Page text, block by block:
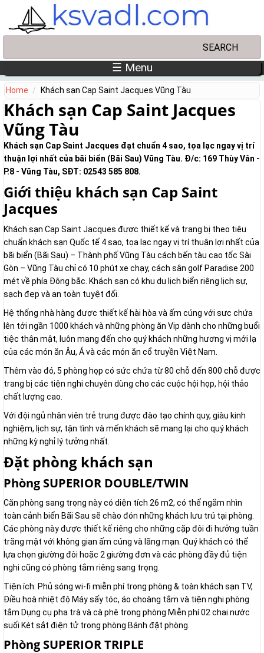
Skip to main content
☰ Menu
Home Khách sạn Cap Saint Jacques Vũng Tàu
Khách sạn Cap Saint Jacques
Vũng Tàu
Khách sạn Cap Saint Jacques đạt chuẩn 4 sao, tọa lạc ngay vị trí
thuận lợi nhất của bãi biển (Bãi Sau) Vũng Tàu. Đ/c: 169 Thùy Vân -
P.8 - Vũng Tàu, SĐT: 02543 585 808.
Giới thiệu khách sạn Cap Saint
Jacques
Khách sạn Cap Saint Jacques được thiết kế và trang bị theo tiêu
chuẩn khách sạn Quốc tế 4 sao, tọa lạc ngay vị trí thuận lợi nhất của
bãi biển (Bãi Sau) – Thành phố Vũng Tàu cách bến tàu cao tốc Sài
Gòn – Vũng Tàu chỉ có 10 phút xe chạy, cách sân golf Paradise 200
mét về phía Đông bắc. Khách sạn có khu du lịch biển riêng lịch sự,
sạch đẹp và an toàn tuyệt đối.
Hệ thống nhà hàng được thiết kế hài hòa và ấm cúng với sưc chứa
lên tới ngần 1000 khách và những phòng ăn Vip dành cho những buổi
tiệc thân mật, luôn mang đến cho quý khách những hương vị mới lạ
của các món ăn Âu, Á và các món ăn cổ truyền Việt Nam.
Thêm vào đó, 5 phòng họp có sức chứa từ 80 chỗ đến 800 chỗ được
trang bị các tiện nghi chuyên dùng cho các cuộc hội họp, hội thảo
chất lượng cao.
Với đội ngủ nhân viên trẻ trung được đào tạo chính quy, giàu kinh
nghiệm, lịch sự, tận tình và mến khách sẽ mang lại cho quý khách
những kỳ nghỉ lý tưởng nhất.
Đặt phòng khách sạn
Phòng SUPERIOR DOUBLE/TWIN
Căn phòng sang trọng này có diện tích 26 m2, có thể ngắm nhìn
toàn cảnh biển Bãi Sau sẽ chào đón những khách lưu trú tại phòng.
Các phòng này được thiết kế riêng cho những cặp đôi đi hưởng tuần
trăng mật với không gian ấm cúng và lãng mạn. Quý khách có thể
lựa chọn giường đôi hoặc 2 giường đơn và các phòng đầy đủ tiện
nghi cũng có phòng tắm riêng sang trọng.
Tiện ích: Phủ sóng wi-fi miễn phí trong phòng & toàn khách sạn TV,
Điều hoà nhiệt độ Máy sấy tóc, áo choàng tắm và tiện nghi phòng
tắm Dụng cụ pha trà và cà phê trong phòng Miễn phí 02 chai nước
suối Két sắt điện tử trong phòng Bánh đặt phòng.
Phòng SUPERIOR TRIPLE